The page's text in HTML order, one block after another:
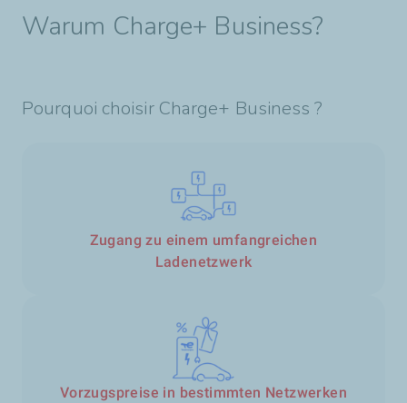
Warum Charge+ Business?
Pourquoi choisir Charge+ Business ?
Zugang zu einem umfangreichen
Ladenetzwerk
Vorzugspreise in bestimmten Netzwerken